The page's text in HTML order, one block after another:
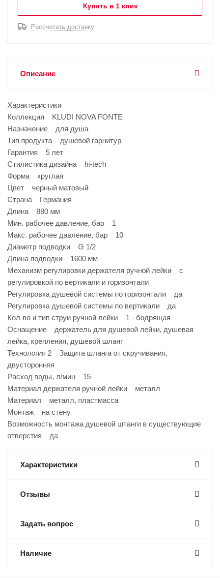
Купить в 1 клик
Рассчитать доставку
Описание
Характеристики
Коллекция KLUDI NOVA FONTE
Назначение для душа
Тип продукта душевой гарнитур
Гарантия 5 лет
Стилистика дизайна hi-tech
Форма круглая
Цвет черный матовый
Страна Германия
Длина 880 мм
Мин. рабочее давление, бар 1
Макс. рабочее давление, бар 10
Диаметр подводки G 1/2
Длина подводки 1600 мм
Механизм регулировки держателя ручной лейки с
регулировкой по вертикали и горизонтали
Регулировка душевой системы по горизонтали да
Регулировка душевой системы по вертикали да
Кол-во и тип струи ручной лейки 1 - бодрящая
Оснащение держатель для душевой лейки, душевая
лейка, крепления, душевой шланг
Технология 2 Защита шланга от скручивания,
двусторонняя
Расход воды, л/мин 15
Материал держателя ручной лейки металл
Материал металл, пластмасса
Монтаж на стену
Возможность монтажа душевой штанги в существующие
отверстия да
Характеристики
Отзывы
Задать вопрос
Наличие